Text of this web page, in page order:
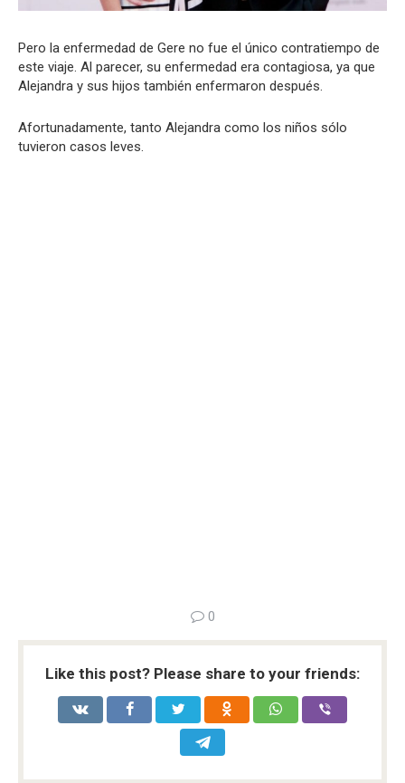
Pero la enfermedad de Gere no fue el único contratiempo de
este viaje. Al parecer, su enfermedad era contagiosa, ya que
Alejandra y sus hijos también enfermaron después.
Afortunadamente, tanto Alejandra como los niños sólo
tuvieron casos leves.
0
Like this post? Please share to your friends: